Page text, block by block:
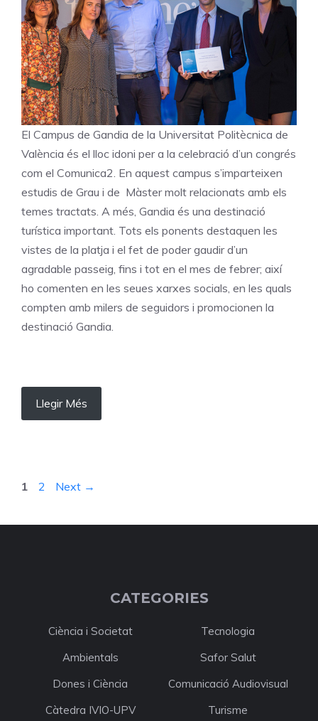
El Campus de Gandia de la Universitat Politècnica de
València és el lloc idoni per a la celebració d’un congrés
com el Comunica2. En aquest campus s’imparteixen
estudis de Grau i de Màster molt relacionats amb els
temes tractats. A més, Gandia és una destinació
turística important. Tots els ponents destaquen les
vistes de la platja i el fet de poder gaudir d’un
agradable passeig, fins i tot en el mes de febrer; així
ho comenten en les seues xarxes socials, en les quals
compten amb milers de seguidors i promocionen la
destinació Gandia.
Llegir Més
Page
1 Page
2 Next →
CATEGORIES
Ciència i Societat
Tecnologia
Ambientals
Safor Salut
Dones i Ciència
Comunicació Audiovisual
Càtedra IVIO-UPV
Turisme